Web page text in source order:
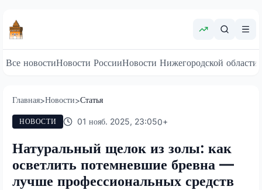
Все новостиНовости РоссииНовости Нижегородской области
Главная>Новости>Статья
НОВОСТИ 01 нояб. 2025, 23:050+
Натуральный щелок из золы: как
осветлить потемневшие бревна —
лучше профессиональных средств